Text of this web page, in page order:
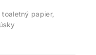
papier,